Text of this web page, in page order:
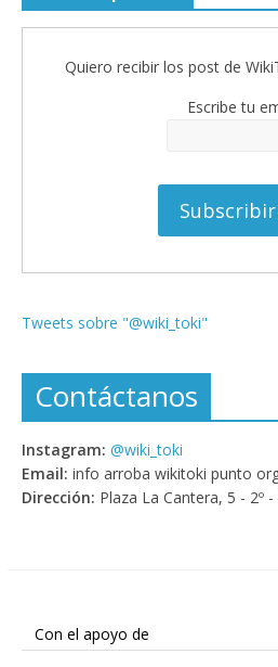
Quiero recibir los post de
Escribe tu
Tweets sobre "@wiki_toki"
Contáctanos
Instagram: @wiki_toki
Email: info arroba wikitoki punto
Dirección: Plaza La Cantera, 5 - 2º
Con el apoyo de